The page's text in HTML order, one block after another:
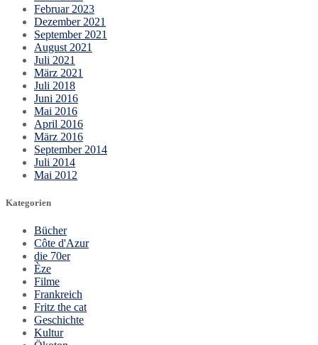
Februar 2023
Dezember 2021
September 2021
August 2021
Juli 2021
März 2021
Juli 2018
Juni 2016
Mai 2016
April 2016
März 2016
September 2014
Juli 2014
Mai 2012
Kategorien
Bücher
Côte d'Azur
die 70er
Èze
Filme
Frankreich
Fritz the cat
Geschichte
Kultur